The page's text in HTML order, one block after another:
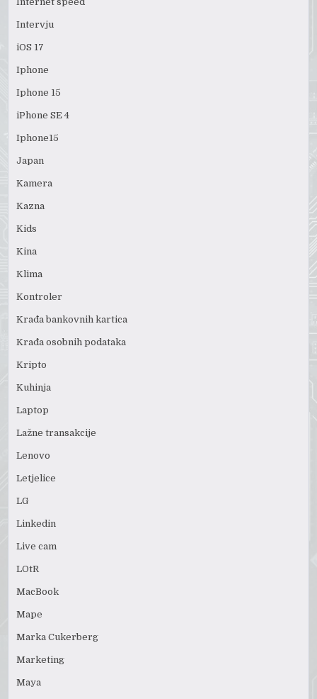
Intervju
iOS 17
Iphone
Iphone 15
iPhone SE 4
Iphone15
Japan
Kamera
Kazna
Kids
Kina
Klima
Kontroler
Krađa bankovnih kartica
Krađa osobnih podataka
Kripto
Kuhinja
Laptop
Lažne transakcije
Lenovo
Letjelice
LG
Linkedin
Live cam
LOtR
MacBook
Mape
Marka Cukerberg
Marketing
Maya